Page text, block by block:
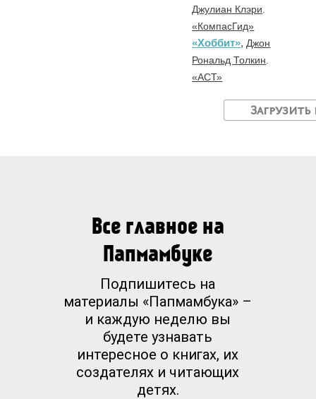
Джулиан Клэри
«КомпасГид»
«Хоббит», Джон
Рональд Толкин
«АСТ»
Все главное на
Папмамбуке
Подпишитесь на
материалы «Папмамбука» –
и каждую неделю вы
будете узнавать
интересное о книгах, их
создателях и читающих
детях.